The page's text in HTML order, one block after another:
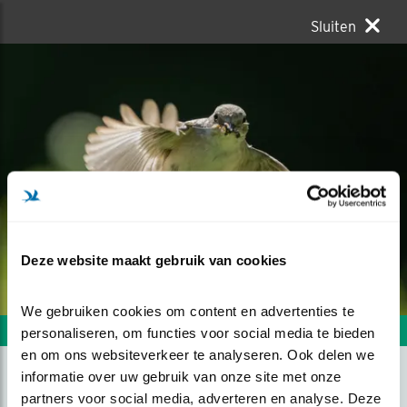
Deze website maakt gebruik van cookies
We gebruiken cookies om content en advertenties te
personaliseren, om functies voor social media te bieden
en om ons websiteverkeer te analyseren. Ook delen we
informatie over uw gebruik van onze site met onze
partners voor social media, adverteren en analyse. Deze
Sluiten
Volgende foto Vorige foto